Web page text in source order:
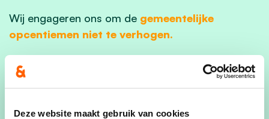
Deze website maakt gebruik van cookies
Wij engageren ons om de gemeentelijke
opcentiemen niet te verhogen.
Een blijvende beheersing van de
personeelsuitgaven is noodzakelijk, zonder
afbreuk te doen aan de openbare dienstverlening
of aan het statuut van de werknemers, waarbij